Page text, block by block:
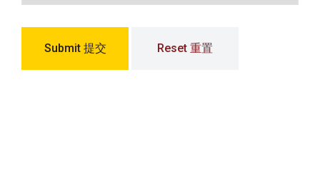
Submit 提交 Reset 重置